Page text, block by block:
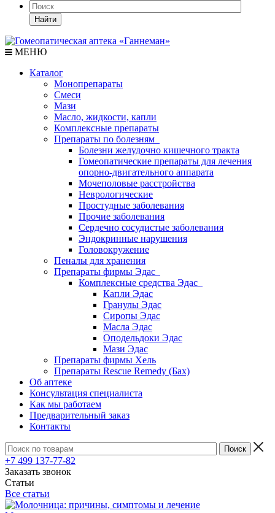
Найти
МЕНЮ
Каталог
Монопрепараты
Смеси
Мази
Масло, жидкости, капли
Комплексные препараты
Препараты по болезням
Болезни желудочно кишечного тракта
Гомеопатические препараты для лечения
опорно-двигательного аппарата
Мочеполовые расстройства
Неврологические
Простудные заболевания
Прочие заболевания
Сердечно сосудистые заболевания
Эндокринные нарушения
Головокружение
Пеналы для хранения
Препараты фирмы Эдас
Комплексные средства Эдас
Капли Эдас
Гранулы Эдас
Сиропы Эдас
Масла Эдас
Оподельдоки Эдас
Мази Эдас
Препараты фирмы Хель
Препараты Rescue Remedy (Бах)
Об аптеке
Консультация специалиста
Как мы работаем
Предварительный заказ
Контакты
+7 499 137-77-82
Заказать звонок
Статьи
Все статьи